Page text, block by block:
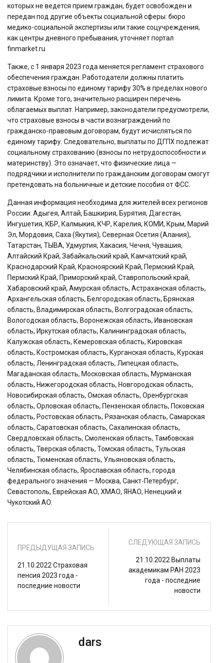
которых не ведется прием граждан, будет освобожден и
передан под другие объекты социальной сферы: бюро
медико-социальной экспертизы или такие соцучреждения,
как центры дневного пребывания, уточняет портал
finmarket.ru
Также, с 1 января 2023 года меняется регламент страхового
обеспечения граждан. Работодатели должны платить
страховые взносы по единому тарифу 30% в пределах нового
лимита. Кроме того, значительно расширен перечень
облагаемых выплат. Например, законодатели предусмотрели,
что страховые взносы в части вознаграждений по
гражданско-правовым договорам, будут исчисляться по
единому тарифу. Следовательно, выплаты по ДГПХ подлежат
социальному страхованию (взносы по нетрудоспособности и
материнству). Это означает, что физические лица —
подрядчики и исполнители по гражданским договорам смогут
претендовать на больничные и детские пособия от ФСС.
Данная информация необходима для жителей всех регионов
России: Адыгея, Алтай, Башкирия, Бурятия, Дагестан,
Ингушетия, КБР, Калмыкия, КЧР, Карелия, КОМИ, Крым, Марий
Эл, Мордовия, Саха (Якутия), Северная Осетия (Алания),
Татарстан, ТЫВА, Удмуртия, Хакасия, Чечня, Чувашия,
Алтайский Край, Забайкальский край, Камчатский край,
Краснодарский Край, Красноярский Край, Пермский Край,
Пермский Край, Приморский край, Ставропольский край,
Хабаровский край, Амурская область, Астраханская область,
Архангельская область, Белгородская область, Брянская
область, Владимирская область, Волгоградская область,
Вологодская область, Воронежская область, Ивановская
область, Иркутская область, Калининградская область,
Калужская область, Кемеровская область, Кировская
область, Костромская область, Курганская область, Курская
область, Ленинградская область, Липецкая область,
Магаданская область, Московская область, Мурманская
область, Нижегородская область, Новгородская область,
Новосибирская область, Омская область, Оренбургская
область, Орловская область, Пензенская область, Псковская
область, Ростовская область, Рязанская область, Самарская
область, Саратовская область, Сахалинская область,
Свердловская область, Смоленская область, Тамбовская
область, Тверская область, Томская область, Тульская
область, Тюменская область, Ульяновская область,
Челябинская область, Ярославская область, города
федерального значения — Москва, Санкт-Петербург,
Севастополь, Еврейская АО, ХМАО, ЯНАО, Ненецкий и
Чукотский АО.
ПРЕДЫДУЩАЯ ЗАПИСЬ
21.10.2022 Страховая
пенсия 2023 года -
последние новости
СЛЕДУЮЩАЯ ЗАПИСЬ
21.10.2022 Выплаты
академикам РАН 2023
года - последние
новости
dars